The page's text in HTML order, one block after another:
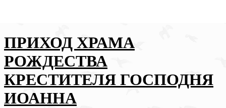
ПРИХОД ХРАМА
РОЖДЕСТВА
КРЕСТИТЕЛЯ ГОСПОДНЯ
ИОАННА